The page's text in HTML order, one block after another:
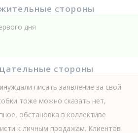
стороны
дня
стороны
писать заявление за свой
тоже можно сказать нет,
обстановка в коллективе
к личным продажам. Клиентов